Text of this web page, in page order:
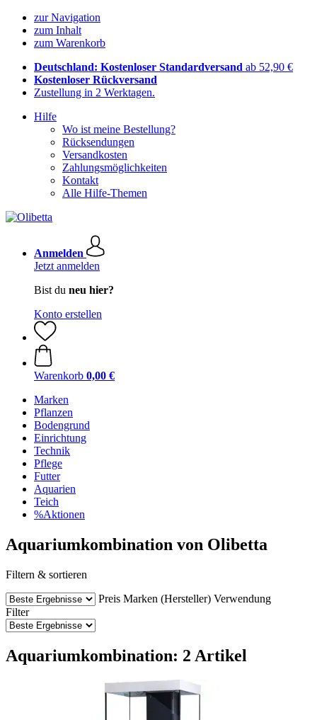
zur Navigation
zum Inhalt
zum Warenkorb
Deutschland: Kostenloser Standardversand ab 52,90 €
Kostenloser Rückversand
Zustellung in 2 Werktagen.
Hilfe
Wo ist meine Bestellung?
Rücksendungen
Versandkosten
Zahlungsmöglichkeiten
Kontakt
Alle Hilfe-Themen
Anmelden
Jetzt anmelden
Bist du neu hier?
Konto erstellen
Warenkorb 0,00 €
Marken
Pflanzen
Bodengrund
Einrichtung
Technik
Pflege
Futter
Aquarien
Teich
%Aktionen
Aquariumkombination von Olibetta
Filtern & sortieren
Preis Marken (Hersteller) Verwendung
Filter
Aquariumkombination: 2 Artikel